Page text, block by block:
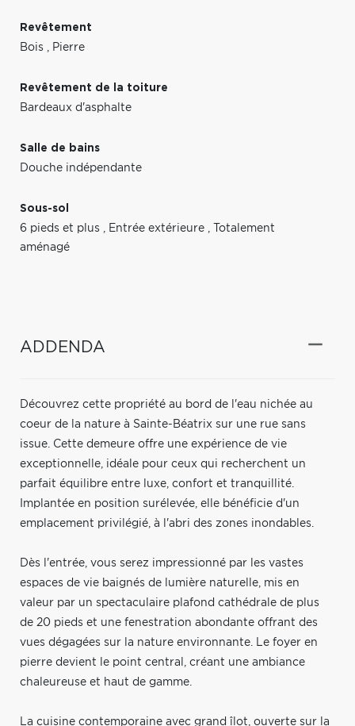
Revêtement
Bois , Pierre
Revêtement de la toiture
Bardeaux d'asphalte
Salle de bains
Douche indépendante
Sous-sol
6 pieds et plus , Entrée extérieure ,
Totalement
aménagé
ADDENDA
Découvrez cette propriété au bord de l'eau nichée au
coeur de la nature à Sainte-Béatrix sur une rue sans
issue. Cette demeure offre une expérience de vie
exceptionnelle, idéale pour ceux qui recherchent un
parfait équilibre entre luxe, confort et tranquillité.
Implantée en position surélevée, elle bénéficie d'un
emplacement privilégié, à l'abri des zones inondables.
Dès l'entrée, vous serez impressionné par les vastes
espaces de vie baignés de lumière naturelle, mis en
valeur par un spectaculaire plafond cathédrale de plus
de 20 pieds et une fenestration abondante offrant des
vues dégagées sur la nature environnante. Le foyer en
pierre devient le point central, créant une ambiance
chaleureuse et haut de gamme.
La cuisine contemporaine avec grand îlot, ouverte sur la